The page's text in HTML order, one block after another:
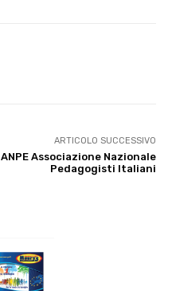
ARTICOLO SUCCESSIVO
ANPE Associazione Nazionale
Pedagogisti Italiani